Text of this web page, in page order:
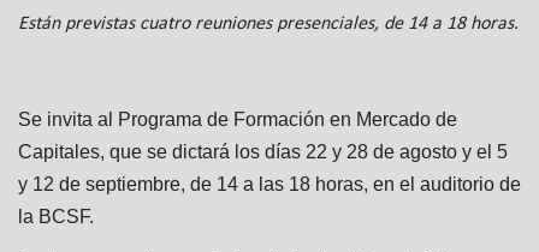
Están previstas cuatro reuniones presenciales, de 14 a 18 horas.
Se invita al Programa de Formación en Mercado de
Capitales, que se dictará los días 22 y 28 de agosto y el 5
y 12 de septiembre, de 14 a las 18 horas, en el auditorio de
la BCSF.